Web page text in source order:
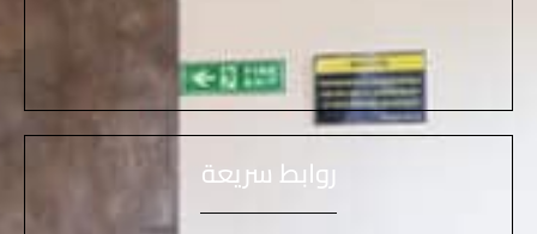
روابط سريعة